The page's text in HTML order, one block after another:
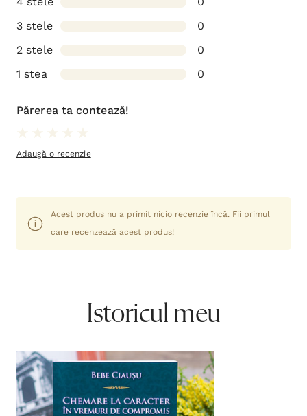
3 stele
0
2 stele
0
1 stea
0
Părerea ta contează!
Adaugă o recenzie
Acest produs nu a primit nicio recenzie încă. Fii primul
care recenzează acest produs!
Istoricul meu